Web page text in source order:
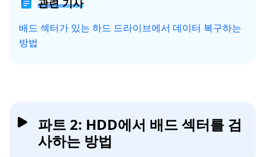
관련 기사
배드 섹터가 있는 하드 드라이브에서 데이터 복구하는
방법
파트 2: HDD에서 배드 섹터를 검
사하는 방법